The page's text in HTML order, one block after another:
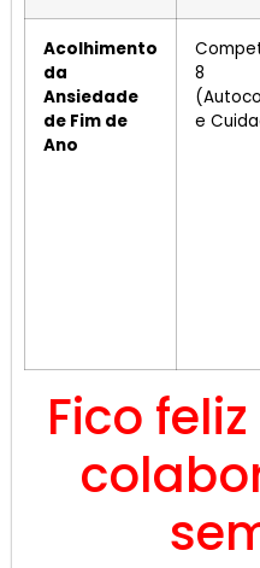
Acolhimento
da
Ansiedade
de Fim de
Ano
8
e
Fico